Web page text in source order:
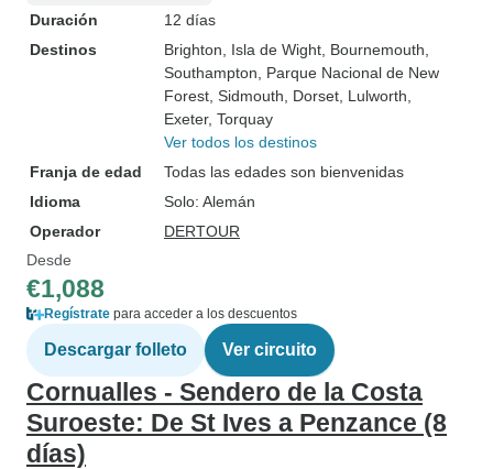
Duración
12 días
Destinos
Brighton , Isla de Wight , Bournemouth
Southampton , Parque Nacional de New
Forest , Sidmouth , Dorset , Lulworth
Exeter, Torquay
Ver todos los destinos
Franja de edad
Todas las edades son bienvenidas
Idioma
Solo: Alemán
Operador
DERTOUR
Desde
€1,088
Regístrate para acceder a los descuentos
Descargar folleto Ver circuito
Cornualles - Sendero de la Costa
Suroeste: De St Ives a Penzance (8
días)